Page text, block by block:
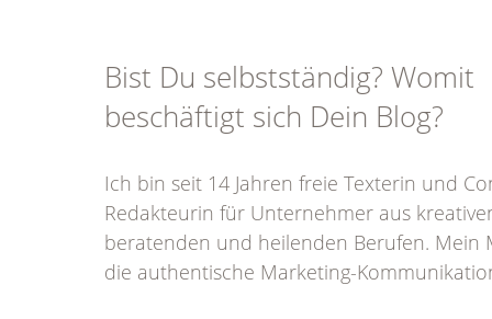
Bist Du selbstständig? Womit
beschäftigt sich Dein Blog?
Ich bin seit 14 Jahren freie Texterin und
Redakteurin für Unternehmer aus
beratenden und heilenden Berufen. Mein
die authentische Marketing-